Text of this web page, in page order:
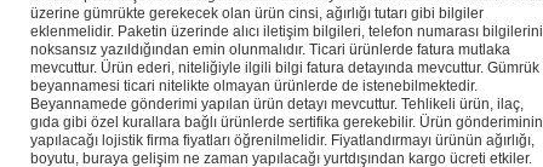
üzerine gümrükte gerekecek olan ürün cinsi, ağırlığı tutarı gibi bilgiler
eklenmelidir. Paketin üzerinde alıcı iletişim bilgileri, telefon numarası
noksansız yazıldığından emin olunmalıdır. Ticari ürünlerde fatura mutlaka
mevcuttur. Ürün ederi, niteliğiyle ilgili bilgi fatura detayında mevcuttur. Gümrük
beyannamesi ticari nitelikte olmayan ürünlerde de istenebilmektedir.
Beyannamede gönderimi yapılan ürün detayı mevcuttur. Tehlikeli ürün, ilaç,
gıda gibi özel kurallara bağlı ürünlerde sertifika gerekebilir. Ürün gönderiminin
yapılacağı lojistik firma fiyatları öğrenilmelidir. Fiyatlandırmayı ürünün ağırlığı,
boyutu, buraya gelişim ne zaman yapılacağı yurtdışından kargo ücreti etkiler.